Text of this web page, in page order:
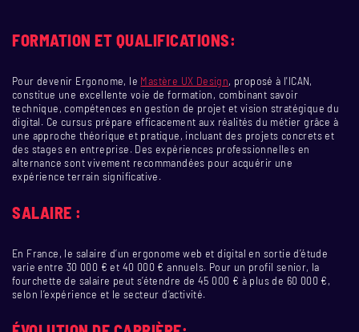
FORMATION ET QUALIFICATIONS:
Pour devenir Ergonome, le Mastère UX Design, proposé à l'ICAN,
constitue une excellente voie de formation, combinant savoir
technique, compétences en gestion de projet et vision stratégique du
digital. Ce cursus prépare efficacement aux réalités du métier grâce à
une approche théorique et pratique, incluant des projets concrets et
des stages en entreprise. Des expériences professionnelles en
alternance sont vivement recommandées pour acquérir une
expérience terrain significative.
SALAIRE :
En France, le salaire d’un ergonome web et digital en sortie d’étude
varie entre 30 000 € et 40 000 € annuels. Pour un profil senior, la
fourchette de salaire peut s’étendre de 45 000 € à plus de 60 000 €,
selon l’expérience et le secteur d’activité.